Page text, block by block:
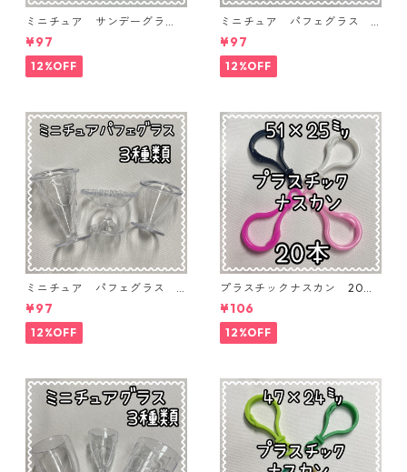
ミニチュア サンデーグラ
ス 3個入り【MNT-GLS-3P-
04】
¥97
12%OFF
ミニチュア パフェグラス 3
個入り【MNT-GLS-3P-03】
¥97
12%OFF
ミニチュア パフェグラス 3
個入り【MNT-GLS-3P-02】
¥97
12%OFF
プラスチックナスカン 20本
入り【PK-20】
¥106
12%OFF